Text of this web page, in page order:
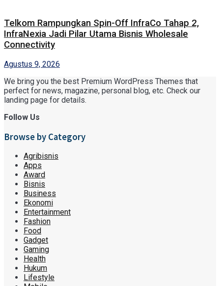
Telkom Rampungkan Spin-Off InfraCo Tahap 2,
InfraNexia Jadi Pilar Utama Bisnis Wholesale
Connectivity
Agustus 9, 2026
We bring you the best Premium WordPress Themes that
perfect for news, magazine, personal blog, etc. Check our
landing page for details.
Follow Us
Browse by Category
Agribisnis
Apps
Award
Bisnis
Business
Ekonomi
Entertainment
Fashion
Food
Gadget
Gaming
Health
Hukum
Lifestyle